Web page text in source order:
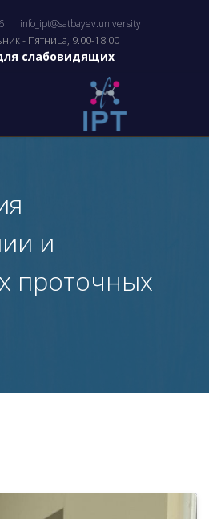
info_ipt@satbayev.university
- Пятница, 9.00-18.00
слабовидящих
и
проточных